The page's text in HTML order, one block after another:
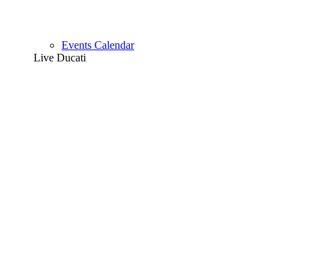
Events Calendar
Live Ducati